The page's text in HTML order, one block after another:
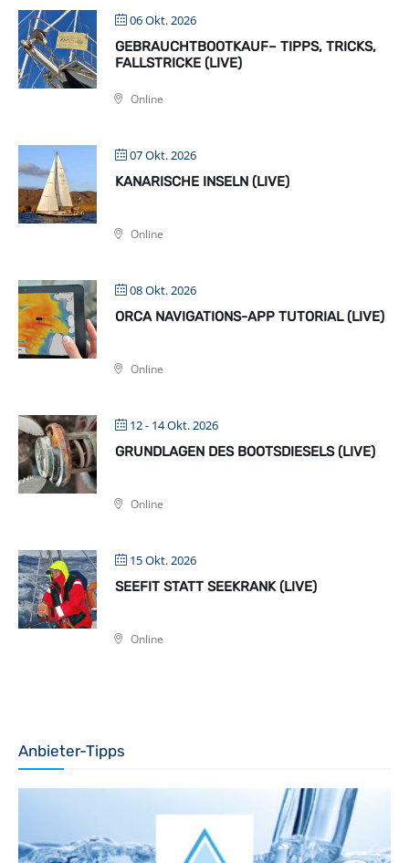
06 Okt. 2026
GEBRAUCHTBOOTKAUF– TIPPS, TRICKS,
FALLSTRICKE (LIVE)
Online
07 Okt. 2026
KANARISCHE INSELN (LIVE)
Online
08 Okt. 2026
ORCA NAVIGATIONS-APP TUTORIAL (LIVE)
Online
12 - 14 Okt. 2026
GRUNDLAGEN DES BOOTSDIESELS (LIVE)
Online
15 Okt. 2026
SEEFIT STATT SEEKRANK (LIVE)
Online
Anbieter-Tipps